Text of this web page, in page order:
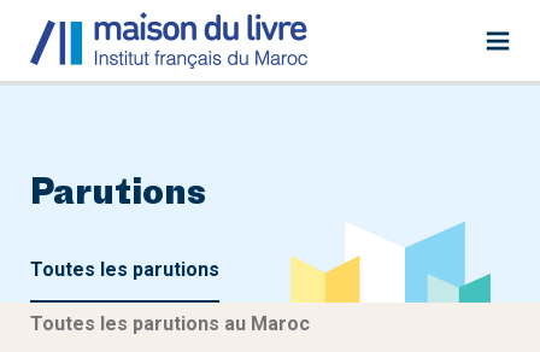
Parutions
Toutes les parutions
Toutes les parutions au Maroc